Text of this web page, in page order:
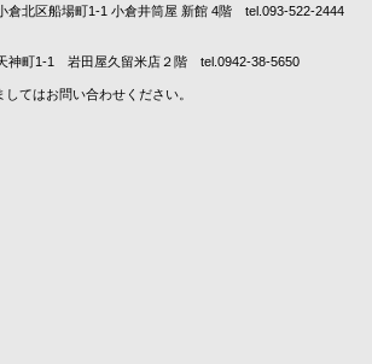
北区船場町1-1 小倉井筒屋 新館 4階 tel.093-522-2444
町1-1 岩田屋久留米店２階 tel.0942-38-5650
てはお問い合わせください。